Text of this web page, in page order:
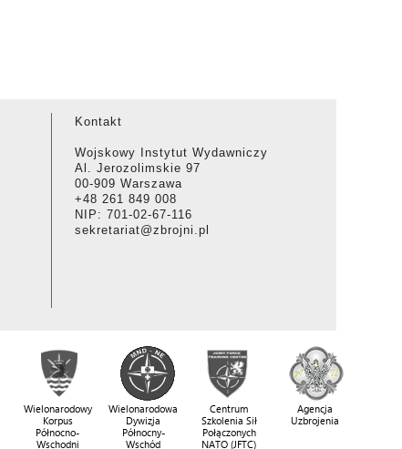
Kontakt
Wojskowy Instytut Wydawniczy
Al. Jerozolimskie 97
00-909 Warszawa
+48 261 849 008
NIP: 701-02-67-116
sekretariat@zbrojni.pl
Wielonarodowy
Korpus
Północno-
Wschodni
Wielonarodowa
Dywizja
Północny-
Wschód
Centrum
Szkolenia Sił
Połączonych
NATO (JFTC)
Agencja
Uzbrojenia